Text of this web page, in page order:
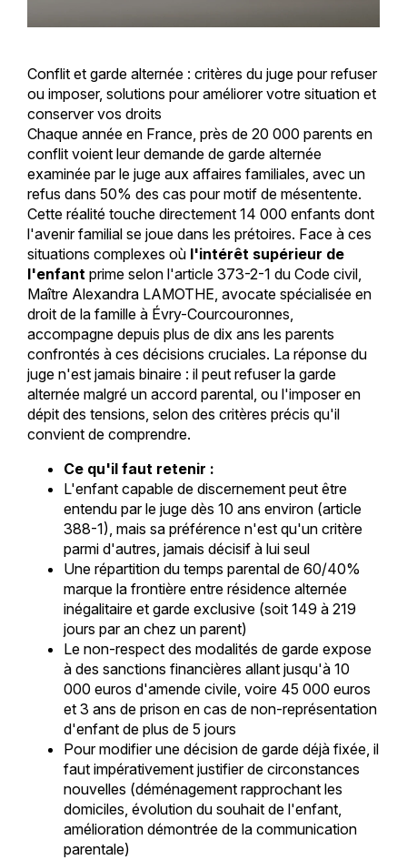
Conflit et garde alternée : critères du juge pour refuser
ou imposer, solutions pour améliorer votre situation et
conserver vos droits
Chaque année en France, près de 20 000 parents en
conflit voient leur demande de garde alternée
examinée par le juge aux affaires familiales, avec un
refus dans 50% des cas pour motif de mésentente.
Cette réalité touche directement 14 000 enfants dont
l'avenir familial se joue dans les prétoires. Face à ces
situations complexes où l'intérêt supérieur de
l'enfantprime selon l'article 373-2-1 du Code civil,
Maître Alexandra LAMOTHE, avocate spécialisée en
droit de la famille à Évry-Courcouronnes,
accompagne depuis plus de dix ans les parents
confrontés à ces décisions cruciales. La réponse du
juge n'est jamais binaire : il peut refuser la garde
alternée malgré un accord parental, ou l'imposer en
dépit des tensions, selon des critères précis qu'il
convient de comprendre.
Ce qu'il faut retenir :
L'enfant capable de discernement peut être
entendu par le juge dès 10 ans environ (article
388-1), mais sa préférence n'est qu'un critère
parmi d'autres, jamais décisif à lui seul
Une répartition du temps parental de 60/40%
marque la frontière entre résidence alternée
inégalitaire et garde exclusive (soit 149 à 219
jours par an chez un parent)
Le non-respect des modalités de garde expose
à des sanctions financières allant jusqu'à 10
000 euros d'amende civile, voire 45 000 euros
et 3 ans de prison en cas de non-représentation
d'enfant de plus de 5 jours
Pour modifier une décision de garde déjà fixée, il
faut impérativement justifier de circonstances
nouvelles (déménagement rapprochant les
domiciles, évolution du souhait de l'enfant,
amélioration démontrée de la communication
parentale)